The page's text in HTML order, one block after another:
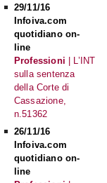
29/11/16
Infoiva.com
quotidiano on-
line
Professioni | L’INT
sulla sentenza
della Corte di
Cassazione,
n.51362
26/11/16
Infoiva.com
quotidiano on-
line